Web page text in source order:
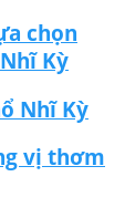
chọn
Kỳ
Nhĩ Kỳ
vị thơm